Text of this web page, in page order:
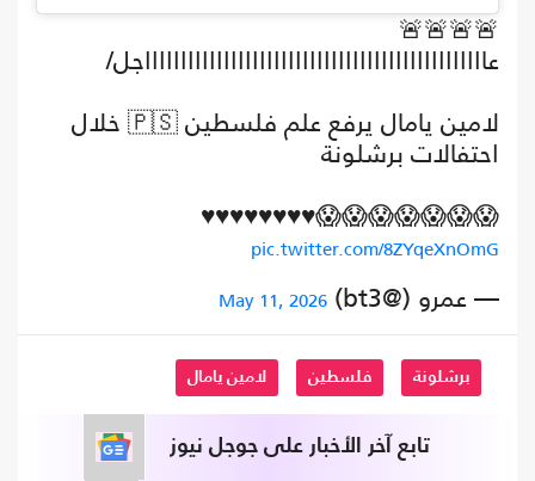
🚨🚨🚨🚨
عااااااااااااااااااااااااااااااااااااااااااااااااجل/
لامين يامال يرفع علم فلسطين 🇵🇸 خلال
احتفالات برشلونة
😱😱😱😱😱😱😱♥️♥️♥️♥️♥️♥️♥️♥️
pic.twitter.com/8ZYqeXnOmG
— عمرو (@bt3) May 11, 2026
برشلونة فلسطين لامين يامال
تابع آخر الأخبار على جوجل نيوز